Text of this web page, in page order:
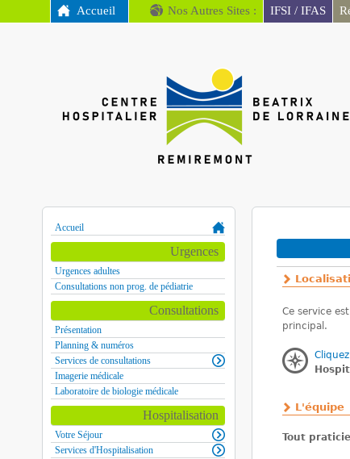
MENU PRINCIPAL
Accueil Nos Autres Sites : IFSI / IFAS
RemiremontVous êtes
Ce service
principal.
L'équipe
Tout
Accueil
Urgences
Urgences adultes
Consultations non prog. de pédiatrie
Consultations
Présentation
Planning & numéros
Services de consultations
Imagerie médicale
Laboratoire de biologie médicale
Hospitalisation
Votre Séjour
Services d'Hospitalisation